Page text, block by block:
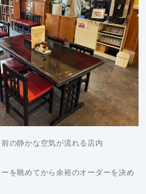
の静かな空気が流れる店内
を眺めてから余裕のオーダーを決め